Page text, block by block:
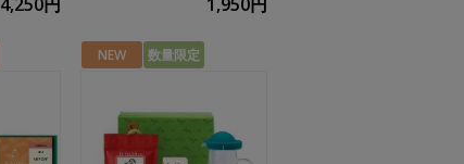
NEW 数量限定